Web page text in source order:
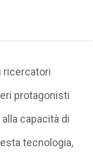
ricercatori
protagonisti
capacità di
tecnologia,